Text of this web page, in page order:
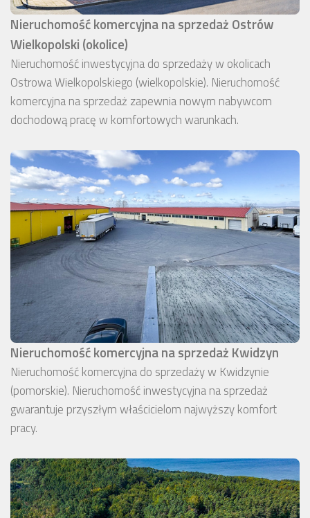
Nieruchomość komercyjna na sprzedaż Ostrów
Wielkopolski (okolice)
Nieruchomość inwestycyjna do sprzedaży w okolicach
Ostrowa Wielkopolskiego (wielkopolskie). Nieruchomość
komercyjna na sprzedaż zapewnia nowym nabywcom
dochodową pracę w komfortowych warunkach.
Nieruchomość komercyjna na sprzedaż Kwidzyn
Nieruchomość komercyjna do sprzedaży w Kwidzynie
(pomorskie). Nieruchomość inwestycyjna na sprzedaż
gwarantuje przyszłym właścicielom najwyższy komfort
pracy.